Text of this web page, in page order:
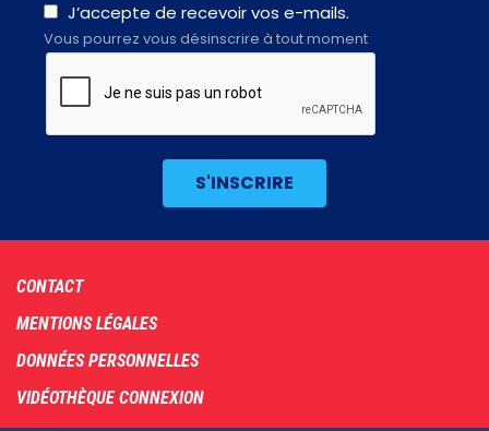
J’accepte de recevoir vos e-mails.
Vous pourrez vous désinscrire à tout moment
Footer
menu
CONTACT
MENTIONS LÉGALES
DONNÉES PERSONNELLES
VIDÉOTHÈQUE CONNEXION